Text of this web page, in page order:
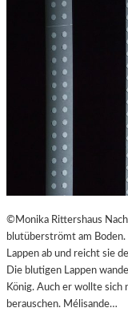
©Monika Rittershaus
blutüberströmt am
Lappen ab und reicht sie
Die blutigen Lappen
König. Auch er wollte sich
berauschen. Mélisande…